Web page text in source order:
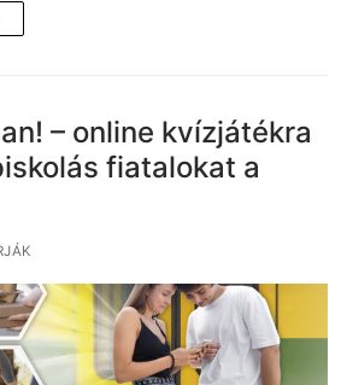
– online kvízjátékra
fiatalokat a